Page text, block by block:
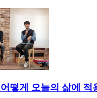
떻게 오늘의 삶에 적